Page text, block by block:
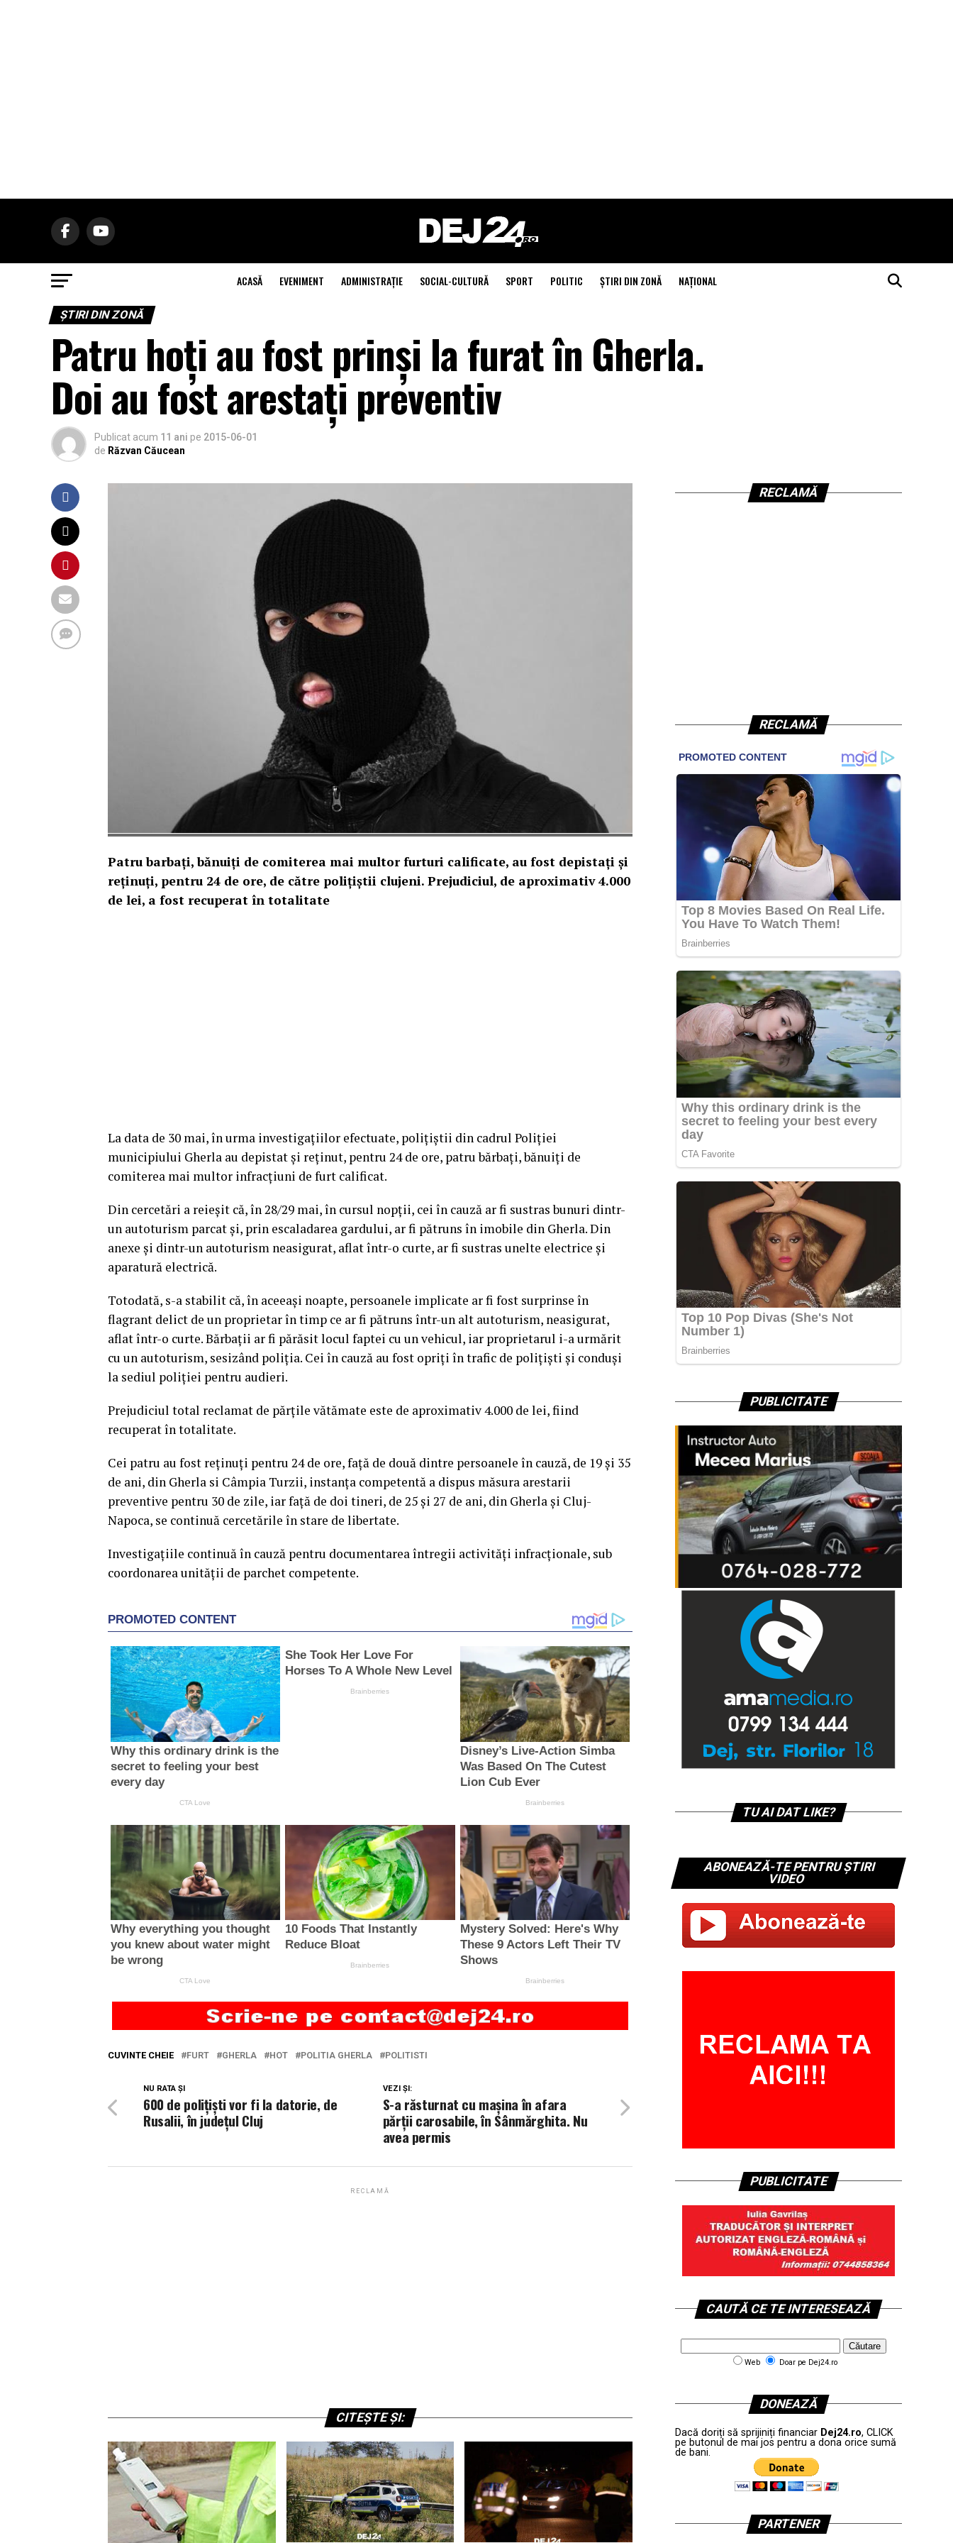
ACASĂ EVENIMENT ADMINISTRAŢIE SOCIAL-CULTURĂ SPORT POLITIC ŞTIRI DIN ZONĂ NAŢIONAL
ŞTIRI DIN ZONĂ
Patru hoți au fost prinși la furat în Gherla.
Doi au fost arestați preventiv
Publicat acum 11 ani pe 2015-06-01
de Răzvan Căucean
Patru barbaţi, bănuiţi de comiterea mai multor furturi calificate, au fost depistaţi şi
reţinuţi, pentru 24 de ore, de către poliţiştii clujeni. Prejudiciul, de aproximativ 4.000
de lei, a fost recuperat în totalitate
La data de 30 mai, în urma investigaţiilor efectuate, poliţiştii din cadrul Poliţiei
municipiului Gherla au depistat şi reţinut, pentru 24 de ore, patru bărbaţi, bănuiţi de
comiterea mai multor infracţiuni de furt calificat.
Din cercetări a reieşit că, în 28/29 mai, în cursul nopţii, cei în cauză ar fi sustras bunuri dintr-
un autoturism parcat şi, prin escaladarea gardului, ar fi pătruns în imobile din Gherla. Din
anexe şi dintr-un autoturism neasigurat, aflat într-o curte, ar fi sustras unelte electrice şi
aparatură electrică.
Totodată, s-a stabilit că, în aceeaşi noapte, persoanele implicate ar fi fost surprinse în
flagrant delict de un proprietar în timp ce ar fi pătruns într-un alt autoturism, neasigurat,
aflat într-o curte. Bărbaţii ar fi părăsit locul faptei cu un vehicul, iar proprietarul i-a urmărit
cu un autoturism, sesizând poliţia. Cei în cauză au fost opriţi în trafic de poliţişti şi conduşi
la sediul poliţiei pentru audieri.
Prejudiciul total reclamat de părţile vătămate este de aproximativ 4.000 de lei, fiind
recuperat în totalitate.
Cei patru au fost reţinuţi pentru 24 de ore, faţă de două dintre persoanele în cauză, de 19 şi 35
de ani, din Gherla si Câmpia Turzii, instanţa competentă a dispus măsura arestarii
preventive pentru 30 de zile, iar faţă de doi tineri, de 25 şi 27 de ani, din Gherla şi Cluj-
Napoca, se continuă cercetările în stare de libertate.
Investigaţiile continuă în cauză pentru documentarea întregii activităţi infracţionale, sub
coordonarea unităţii de parchet competente.
CUVINTE CHEIE FURT GHERLA HOT POLITIA GHERLA POLITISTI
VEZI ȘI:
S-a răsturnat cu mașina în afara
părții carosabile, în Sânmărghita. Nu
avea permis
NU RATA ȘI
600 de polițiști vor fi la datorie, de
Rusalii, în județul Cluj
RECLAMĂ
CITEȘTE ȘI:
RECLAMĂ
RECLAMĂ
PUBLICITATE
TU AI DAT LIKE?
ABONEAZĂ-TE PENTRU ȘTIRI
VIDEO
PUBLICITATE
CAUTĂ CE TE INTERESEAZĂ
Web Doar pe Dej24.ro
DONEAZĂ
Dacă doriți să sprijiniți financiar Dej24.ro, CLICK
pe butonul de mai jos pentru a dona orice sumă
de bani.
PARTENER